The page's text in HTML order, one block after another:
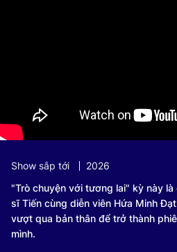
Show sắp tới
2026
"Trò chuyện với tương lai" kỳ này
sĩ Tiến cùng diễn viên Hứa Minh
vượt qua bản thân để trở thành
mình.